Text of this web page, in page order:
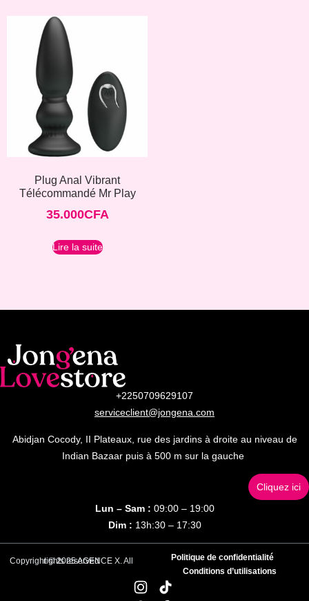
Plug Anal Vibrant
Télécommandé Mr Play
35.000CFA
Lire la suite
+2250709629107
serviceclient@jongena.com
Abidjan Cocody, II Plateaux, rue des jardins à droite au niveau de
Indian Bazaar puis à 500 m sur la gauche
Cliquez ici
Lun – Sam : 09:00 – 19:00
Dim : 13h:30 – 17:30
Copyright © 2025 AGENCE X. All rights reserved
Politique de confidentialité
Conditions d’utilisations